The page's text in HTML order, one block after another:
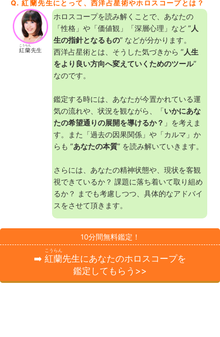
Q. 紅蘭先生にとって、西洋占星術やホロスコープとは？
紅蘭
こうらん
先生
ホロスコープを読み解くことで、あなたの
「性格」や「価値観」「深層心理」など ”人
生の指針となるもの” などが分かります。
西洋占星術とは、そうした気づきから ”人生
をより良い方向へ変えていくためのツール”
なのです。
鑑定する時には、あなたが今置かれている運
気の流れや、状況を観ながら、「いかにあな
たの希望通りの展開を導けるか？ 」を考えま
す。また「過去の因果関係」や「カルマ」か
らも ”あなたの本質” を読み解いていきます。
さらには、あなたの精神状態や、現状を客観
視できているか？ 課題に落ち着いて取り組め
るか？ までも考慮しつつ、具体的なアドバイ
スをさせて頂きます。
10分間無料鑑定！
➡️ 紅蘭
こうらん
先生にあなたのホロスコープを
鑑定してもらう>>